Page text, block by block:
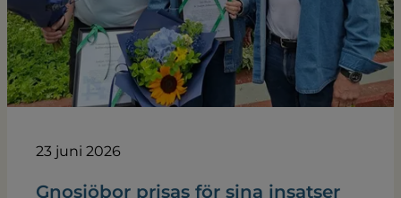
23 juni 2026
Gnosjöbor prisas för sina insatser